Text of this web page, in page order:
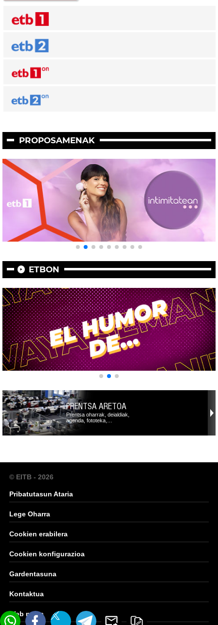
PROPOSAMENAK
ETBON
PRENTSA ARETOA
Prentsa oharrak, deialdiak,
agenda, fototeka,…
© EITB - 2026
Pribatutasun Ataria
Lege Oharra
Cookien erabilera
Cookien konfigurazioa
Gardentasuna
Kontaktua
Web mapa